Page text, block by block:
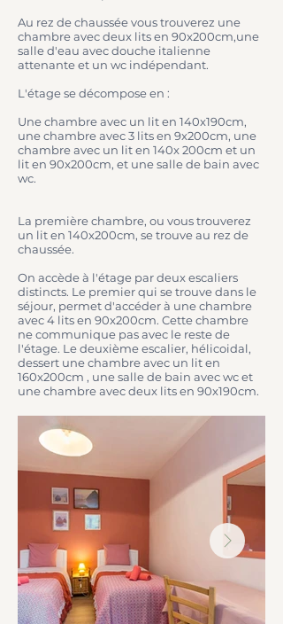
Au rez de chaussée vous trouverez une
chambre avec deux lits en 90x200cm,une
salle d'eau avec douche italienne
attenante et un wc indépendant.
L'étage se décompose en :
Une chambre avec un lit en 140x190cm,
une chambre avec 3 lits en 9x200cm, une
chambre avec un lit en 140x 200cm et un
lit en 90x200cm, et une salle de bain avec
wc.
La première chambre, ou vous trouverez
un lit en 140x200cm, se trouve au rez de
chaussée.
On accède à l'étage par deux escaliers
distincts. Le premier qui se trouve dans le
séjour, permet d'accéder à une chambre
avec 4 lits en 90x200cm. Cette chambre
ne communique pas avec le reste de
l'étage. Le deuxième escalier, hélicoidal,
dessert une chambre avec un lit en
160x200cm , une salle de bain avec wc et
une chambre avec deux lits en 90x190cm.